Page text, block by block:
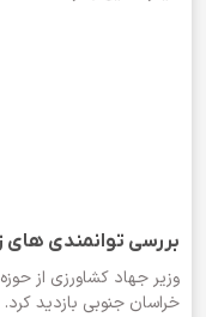
بررسی توانمندی های
وزیر جهاد کشاورزی از
خراسان جنوبی بازدید کرد.